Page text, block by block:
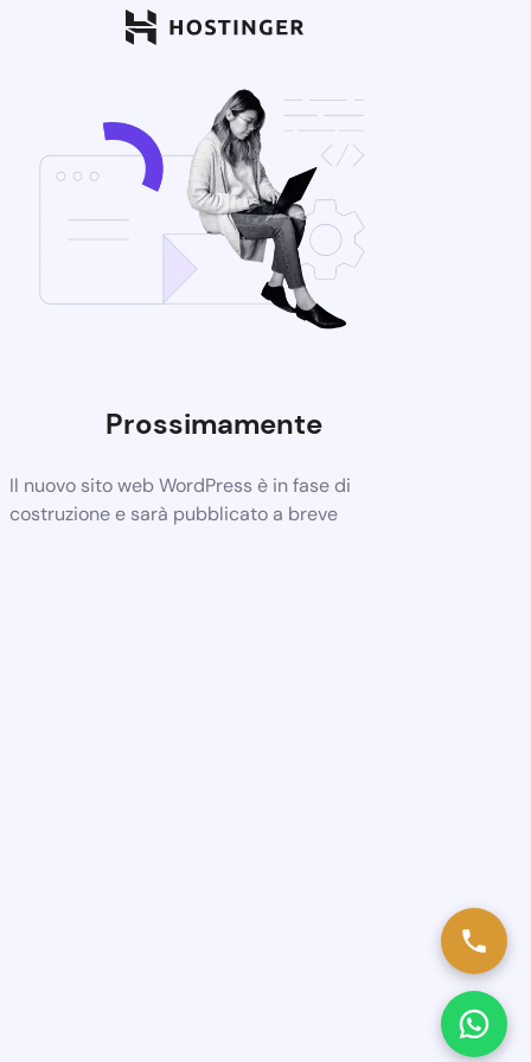
Prossimamente
Il nuovo sito web WordPress è in fase di
costruzione e sarà pubblicato a breve